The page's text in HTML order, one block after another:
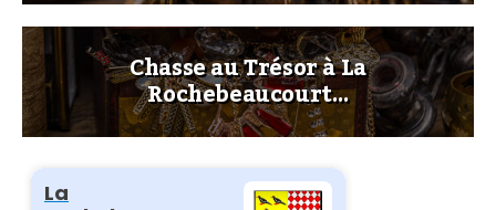
Chasse au Trésor à La
Rochebeaucourt…